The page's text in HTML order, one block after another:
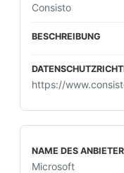
Consisto
https://
Microsoft